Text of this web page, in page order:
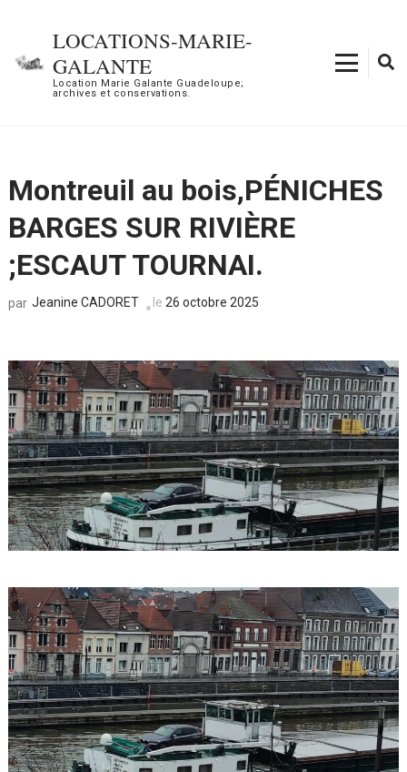
contenu
LOCATIONS-MARIE-
GALANTE
Location Marie Galante Guadeloupe;
archives et conservations.
Montreuil au bois,PÉNICHES
BARGES SUR RIVIÈRE
;ESCAUT TOURNAI.
par Jeanine CADORET le 26 octobre 2025